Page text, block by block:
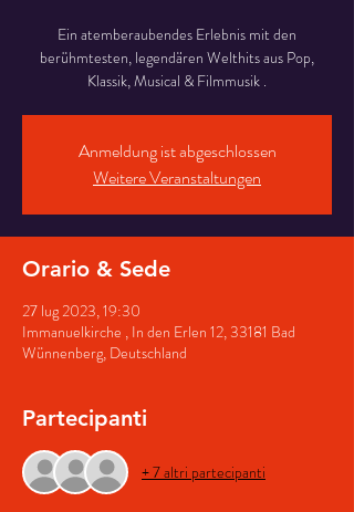
Ein atemberaubendes Erlebnis mit den
berühmtesten, legendären Welthits aus Pop,
Klassik, Musical & Filmmusik .
Anmeldung ist abgeschlossen
Weitere Veranstaltungen
Orario & Sede
27 lug 2023, 19:30
Immanuelkirche , In den Erlen 12, 33181 Bad
Wünnenberg, Deutschland
Partecipanti
+ 7 altri partecipanti